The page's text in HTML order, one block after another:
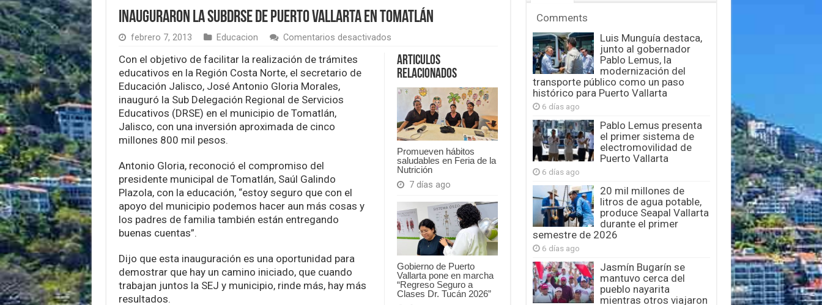
Inauguraron la SubDRSE de Puerto Vallarta en Tomatlán
febrero 7, 2013 Educacion Comentarios desactivadosen
SubDRSE
de
Puerto
Vallarta
Tomatlán
Articulos
Relacionados
Promueven hábitos
saludables en Feria de la
Nutrición
7 días ago
Gobierno de Puerto
Vallarta pone en marcha
“Regreso Seguro a
Clases Dr. Tucán 2026”
Con el objetivo de facilitar la realización de trámites
educativos en la Región Costa Norte, el secretario de
Educación Jalisco, José Antonio Gloria Morales,
inauguró la Sub Delegación Regional de Servicios
Educativos (DRSE) en el municipio de Tomatlán,
Jalisco, con una inversión aproximada de cinco
millones 800 mil pesos.
Antonio Gloria, reconoció el compromiso del
presidente municipal de Tomatlán, Saúl Galindo
Plazola, con la educación, “estoy seguro que con el
apoyo del municipio podemos hacer aun más cosas y
los padres de familia también están entregando
buenas cuentas”.
Dijo que esta inauguración es una oportunidad para
demostrar que hay un camino iniciado, que cuando
trabajan juntos la SEJ y municipio, rinde más, hay más
resultados.
Comments
Luis Munguía destaca,
junto al gobernador
Pablo Lemus, la
modernización del
transporte público como un paso
histórico para Puerto Vallarta
6 días ago
Pablo Lemus presenta
el primer sistema de
electromovilidad de
Puerto Vallarta
6 días ago
20 mil millones de
litros de agua potable,
produce Seapal Vallarta
durante el primer
semestre de 2026
6 días ago
Jasmín Bugarín se
mantuvo cerca del
pueblo nayarita
mientras otros viajaron